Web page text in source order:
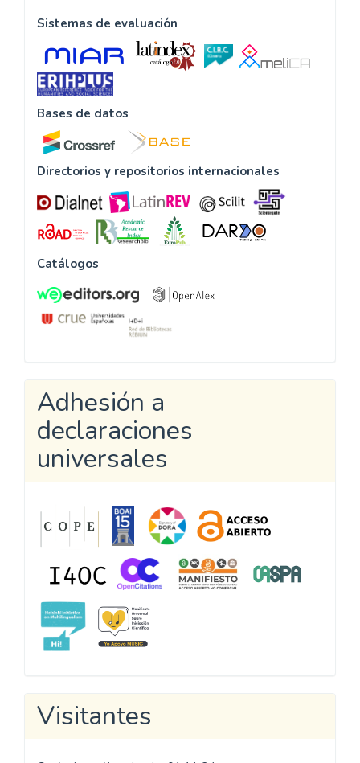
Sistemas de evaluación
Bases de datos
Directorios y repositorios internacionales
Catálogos
Adhesión a
declaraciones
universales
Visitantes